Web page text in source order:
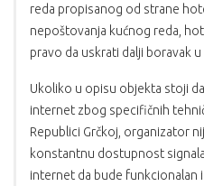
reda propisanog od strane
nepoštovanja kućnog reda,
pravo da uskrati dalji boravak
Ukoliko u opisu objekta stoji
internet zbog specifičnih
Republici Grčkoj, organizator
konstantnu dostupnost
internet da bude funkcionalan